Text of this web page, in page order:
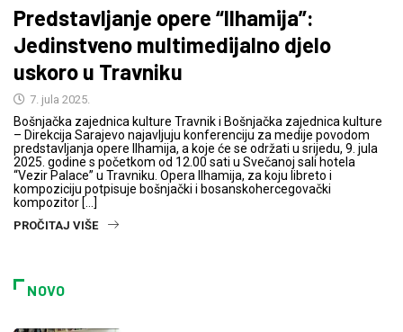
Predstavljanje opere “Ilhamija”:
Jedinstveno multimedijalno djelo
uskoro u Travniku
7. jula 2025.
Bošnjačka zajednica kulture Travnik i Bošnjačka zajednica kulture
– Direkcija Sarajevo najavljuju konferenciju za medije povodom
predstavljanja opere Ilhamija, a koje će se održati u srijedu, 9. jula
2025. godine s početkom od 12.00 sati u Svečanoj sali hotela
“Vezir Palace” u Travniku. Opera Ilhamija, za koju libreto i
kompoziciju potpisuje bošnjački i bosanskohercegovački
kompozitor […]
PROČITAJ VIŠE
NOVO